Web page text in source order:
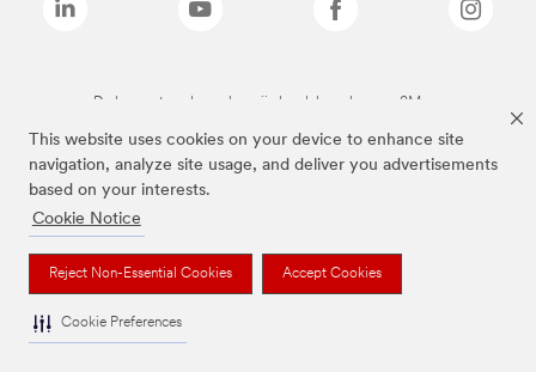
This website uses cookies on your device to enhance site
navigation, analyze site usage, and deliver you advertisements
based on your interests.
Cookie Notice
Reject Non-Essential Cookies Accept Cookies
Cookie Preferences
De bovenstaande merken zijn handelsmerken van 3M.we